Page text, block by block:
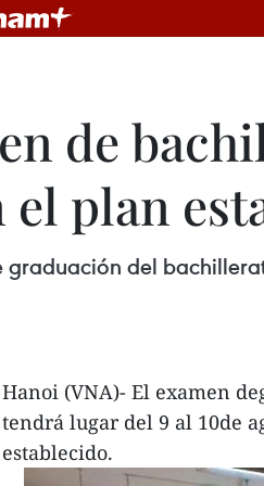
de
el plan
graduación del
Hanoi (VNA)- El examen
tendrá lugar del 9 al 10de
establecido.